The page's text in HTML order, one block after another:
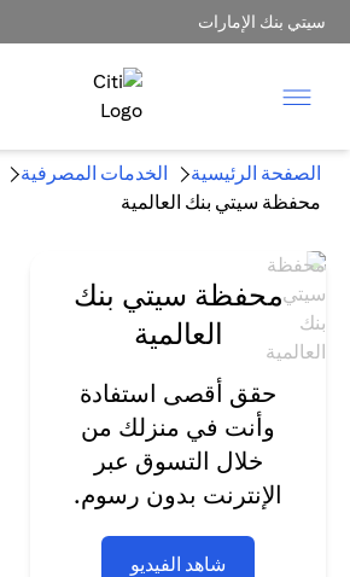
سيتي بنك الإمارات
الصفحة الرئيسية
الخدمات المصرفية
محفظة سيتي بنك العالمية
محفظة سيتي بنك
العالمية
حقق أقصى استفادة
وأنت في منزلك من
خلال التسوق عبر
الإنترنت بدون رسوم.
شاهد الفيديو